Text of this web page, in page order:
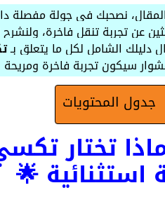
نصحبك في جولة مفصلة
عن تجربة تنقل فاخرة،
دليلك الشامل لكل ما يتعلق بـ
سيكون تجربة فاخرة
جدول المحتويات
تختار
استثنائية 🌟